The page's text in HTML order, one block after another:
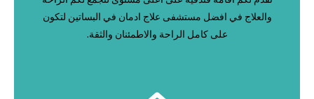
والعلاج في افضل مستشفى علاج ادمان في البساتين لتكون
على كامل الراحة والاطمئنان والثقة.